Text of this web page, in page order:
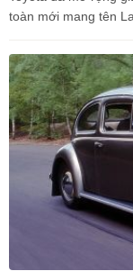
toàn mới mang tên